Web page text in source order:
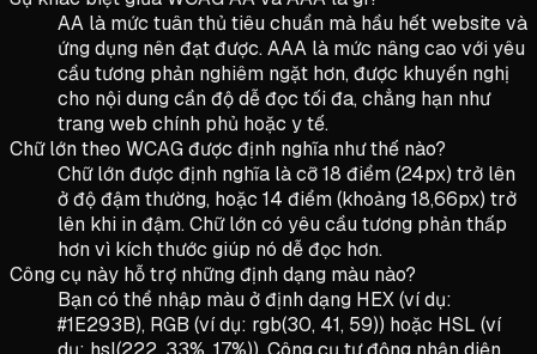
AA là mức tuân thủ tiêu chuẩn mà hầu hết website và
ứng dụng nên đạt được. AAA là mức nâng cao với yêu
cầu tương phản nghiêm ngặt hơn, được khuyến nghị
cho nội dung cần độ dễ đọc tối đa, chẳng hạn như
trang web chính phủ hoặc y tế.
Chữ lớn theo WCAG được định nghĩa như thế nào?
Chữ lớn được định nghĩa là cỡ 18 điểm (24px) trở lên
ở độ đậm thường, hoặc 14 điểm (khoảng 18,66px) trở
lên khi in đậm. Chữ lớn có yêu cầu tương phản thấp
hơn vì kích thước giúp nó dễ đọc hơn.
Công cụ này hỗ trợ những định dạng màu nào?
Bạn có thể nhập màu ở định dạng HEX (ví dụ:
#1E293B), RGB (ví dụ: rgb(30, 41, 59)) hoặc HSL (ví